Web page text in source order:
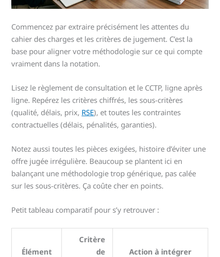
Commencez par extraire précisément les attentes du
cahier des charges et les critères de jugement. C’est la
base pour aligner votre méthodologie sur ce qui compte
vraiment dans la notation.
Lisez le règlement de consultation et le CCTP, ligne après
ligne. Repérez les critères chiffrés, les sous-critères
(qualité, délais, prix, RSE), et toutes les contraintes
contractuelles (délais, pénalités, garanties).
Notez aussi toutes les pièces exigées, histoire d’éviter une
offre jugée irrégulière. Beaucoup se plantent ici en
balançant une méthodologie trop générique, pas calée
sur les sous-critères. Ça coûte cher en points.
Petit tableau comparatif pour s’y retrouver :
Élément
Critère
de
Action à intégrer